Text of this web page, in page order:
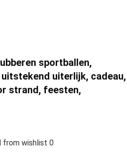
sportballen,
uiterlijk, cadeau,
strand, feesten,
from wishlist 0